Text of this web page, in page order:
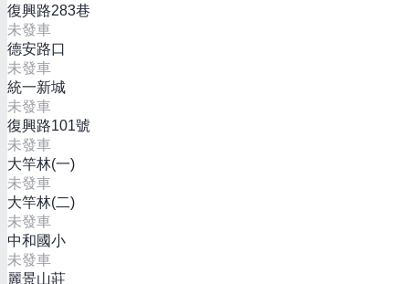
復興路283巷
未發車
德安路口
未發車
統一新城
未發車
復興路101號
未發車
大竿林(一)
未發車
大竿林(二)
未發車
中和國小
未發車
麗景山莊